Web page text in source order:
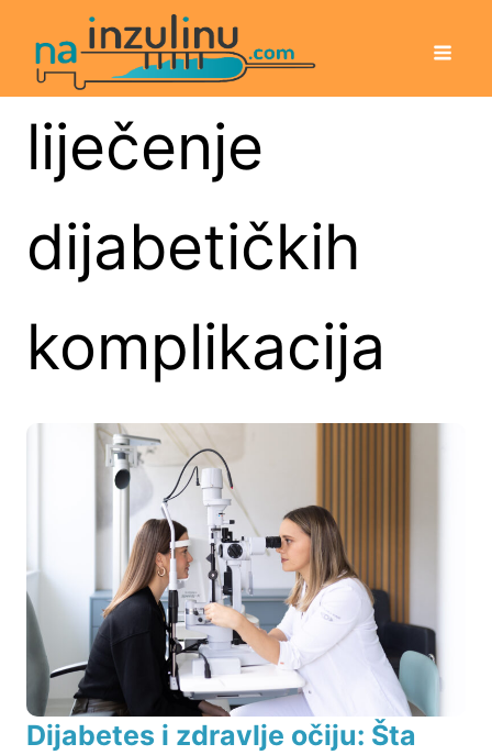
liječenje
dijabetičkih
komplikacija
Dijabetes i zdravlje očiju: Šta